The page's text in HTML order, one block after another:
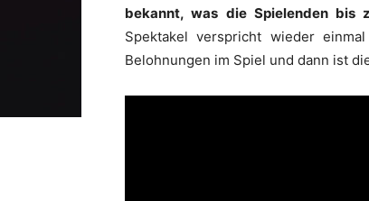
bekannt, was die Spielenden bis
Spektakel verspricht wieder
Belohnungen im Spiel und dann ist